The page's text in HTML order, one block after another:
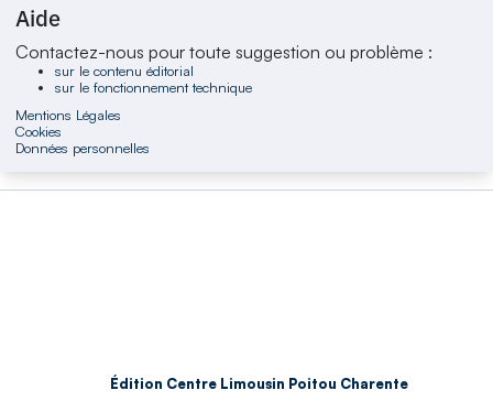
Aide
Contactez-nous pour toute suggestion ou problème :
sur le contenu éditorial
sur le fonctionnement technique
Mentions Légales
Cookies
Données personnelles
Édition Centre Limousin Poitou Charente